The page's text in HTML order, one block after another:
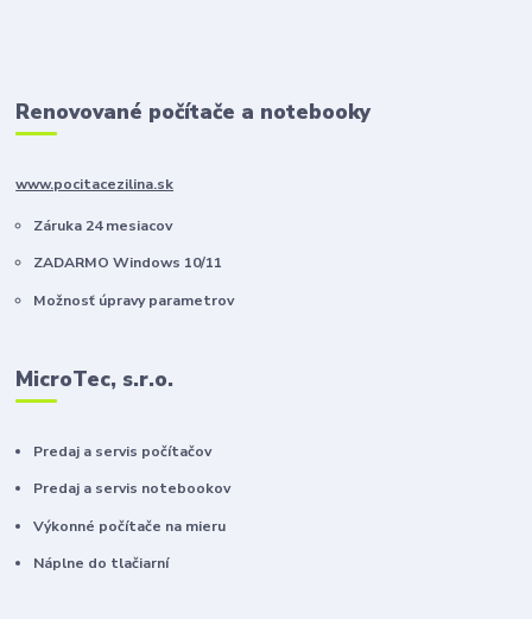
Renovované počítače a notebooky
www.pocitacezilina.sk
Záruka 24 mesiacov
ZADARMO Windows 10/11
Možnosť úpravy parametrov
MicroTec, s.r.o.
Predaj a servis počítačov
Predaj a servis notebookov
Výkonné počítače na mieru
Náplne do tlačiarní